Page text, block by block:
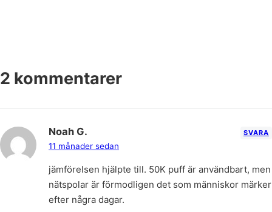
2 kommentarer
Noah G.
11 månader sedan
SVARA
jämförelsen hjälpte till. 50K puff är användbart, men
nätspolar är förmodligen det som människor märker
efter några dagar.